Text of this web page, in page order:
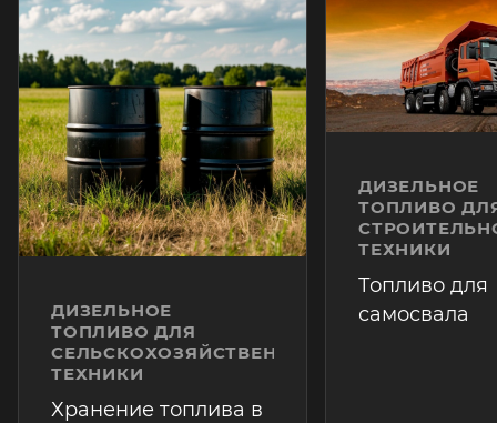
ДИЗЕЛЬНОЕ
ТОПЛИВО ДЛЯ
СЕЛЬСКОХОЗЯЙСТВЕННОЙ
ТЕХНИКИ
Хранение топлива в
ДИЗЕЛЬНОЕ
ТОПЛИВО
ТЕХНИКИ
Топливо для
самосвала